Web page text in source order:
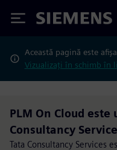
Siemens
Această pagină este
Vizualizați în schimb în
PLM On Cloud este
Consultancy
Tata Consultancy Services